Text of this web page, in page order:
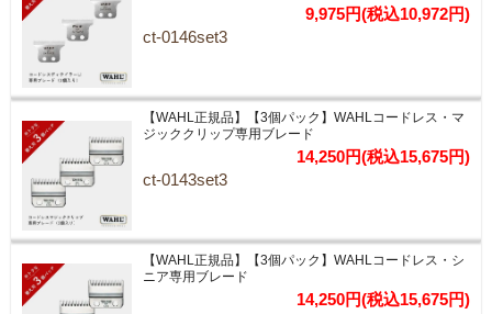
9,975円(税込10,972円)
ct-0146set3
【WAHL正規品】【3個パック】WAHLコードレス・マ
ジッククリップ専用ブレード
14,250円(税込15,675円)
ct-0143set3
【WAHL正規品】【3個パック】WAHLコードレス・シ
ニア専用ブレード
14,250円(税込15,675円)